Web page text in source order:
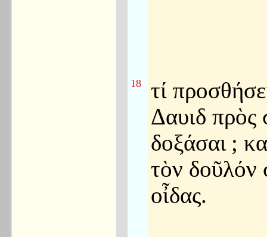
18
τί
Δαυιδ πρὸς
δοξάσαι ;
τὸν δοῦλόν
οἶδας.